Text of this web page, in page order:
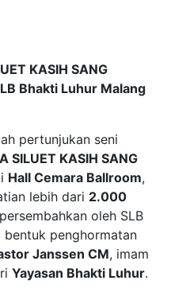
KASIH SANG
Bhakti Luhur Malang
pertunjukan seni
SILUET KASIH SANG
Hall Cemara Ballroom,
lebih dari 2.000
oleh SLB
bentuk penghormatan
Janssen CM, imam
Yayasan Bhakti Luhur.